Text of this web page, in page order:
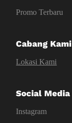
Promo Terbaru
Cabang Kami
Lokasi Kami
Social Media
Instagram